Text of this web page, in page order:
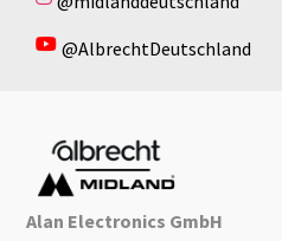
@AlbrechtDeutschland
Alan Electronics GmbH